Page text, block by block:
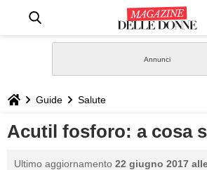
STILE
BIOGRAFIE
Guide Salute
Acutil fosforo: a cosa
Ultimo aggiornamento 22 giugno 2017